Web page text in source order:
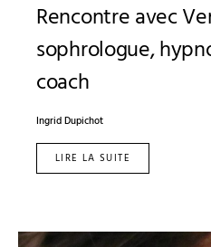
Rencontre avec
sophrologue,
coach
Ingrid Dupichot
LIRE LA SUITE